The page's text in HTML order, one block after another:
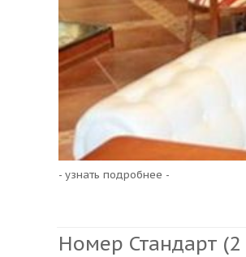
- узнать подробнее -
Номер Стандарт